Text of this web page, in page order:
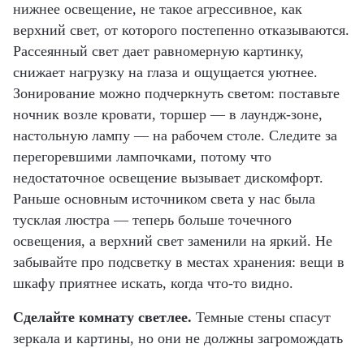
нижнее освещение, не такое агрессивное, как
верхний свет, от которого постепенно отказываются.
Рассеянный свет дает равномерную картинку,
снижает нагрузку на глаза и ощущается уютнее.
Зонирование можно подчеркнуть светом: поставьте
ночник возле кровати, торшер — в лаундж-зоне,
настольную лампу — на рабочем столе. Следите за
перегоревшими лампочками, потому что
недостаточное освещение вызывает дискомфорт.
Раньше основным источником света у нас была
тусклая люстра — теперь больше точечного
освещения, а верхний свет заменили на яркий. Не
забывайте про подсветку в местах хранения: вещи в
шкафу приятнее искать, когда что-то видно.
Сделайте комнату светлее. Темные стены спасут
зеркала и картины, но они не должны загромождать